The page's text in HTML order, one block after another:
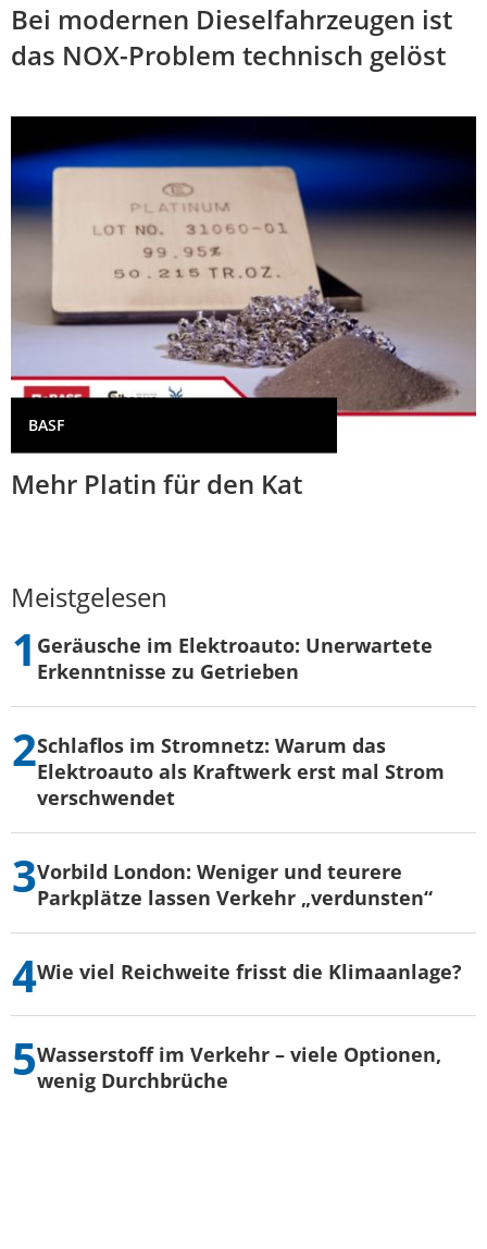
Bei modernen Dieselfahrzeugen ist
das NOX-Problem technisch gelöst
BASF
Mehr Platin für den Kat
Meistgelesen
Geräusche im Elektroauto: Unerwartete
Erkenntnisse zu Getrieben
Schlaflos im Stromnetz: Warum das
Elektroauto als Kraftwerk erst mal Strom
verschwendet
Vorbild London: Weniger und teurere
Parkplätze lassen Verkehr „verdunsten“
Wie viel Reichweite frisst die Klimaanlage?
Wasserstoff im Verkehr – viele Optionen,
wenig Durchbrüche